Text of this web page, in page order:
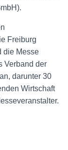
Freiburg
die Messe
Verband der
darunter 30
Wirtschaft